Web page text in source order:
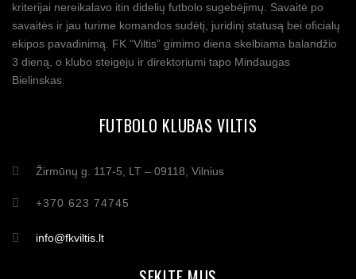
kriterijai nereikalavo itin didelių futbolo sugebėjimų. Savaitė po
savaitės ir jau turime komandos sudėtį, juridinį statusą bei oficialų
ekipos pavadinimą. FK “Viltis” gimimo diena skelbiama balandžio
3 dieną, o klubo steigėju ir direktoriumi tapo Mindaugas
Bielinskas.
FUTBOLO KLUBAS VILTIS
Žirmūnų g. 117-5, LT – 09118, Vilnius
+370 623 74745
info@fkviltis.lt